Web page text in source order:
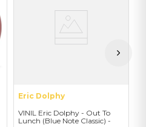
Eric Dolphy
VINIL Eric Dolphy - Out To
Lunch (Blue Note Classic) -